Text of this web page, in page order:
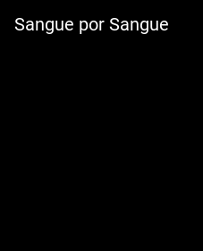
Sangue por Sangue